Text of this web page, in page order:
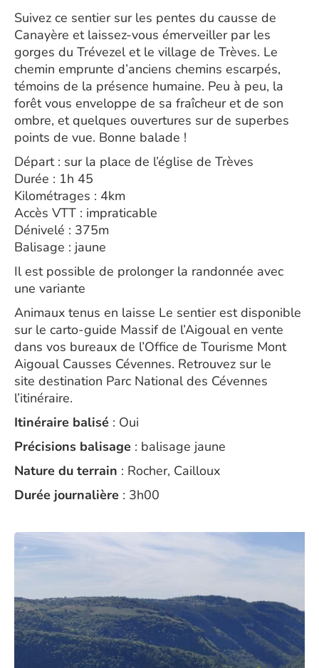
Suivez ce sentier sur les pentes du causse de
Canayère et laissez-vous émerveiller par les
gorges du Trévezel et le village de Trèves. Le
chemin emprunte d’anciens chemins escarpés,
témoins de la présence humaine. Peu à peu, la
forêt vous enveloppe de sa fraîcheur et de son
ombre, et quelques ouvertures sur de superbes
points de vue. Bonne balade !
Départ : sur la place de l’église de Trèves
Durée : 1h 45
Kilométrages : 4km
Accès VTT : impraticable
Dénivelé : 375m
Balisage : jaune
Il est possible de prolonger la randonnée avec
une variante
Animaux tenus en laisse Le sentier est disponible
sur le carto-guide Massif de l’Aigoual en vente
dans vos bureaux de l’Office de Tourisme Mont
Aigoual Causses Cévennes. Retrouvez sur le
site destination Parc National des Cévennes
l’itinéraire.
Itinéraire balisé : Oui
Précisions balisage : balisage jaune
Nature du terrain : Rocher, Cailloux
Durée journalière : 3h00